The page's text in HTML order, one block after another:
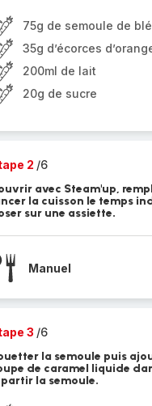
75g de semoule de
35g d’écorces
200ml de lait
20g de sucre
2 /6
avec Steam'up,
la cuisson le temps
sur une assiette.
Manuel
3 /6
la semoule puis
de caramel liquide
la semoule.